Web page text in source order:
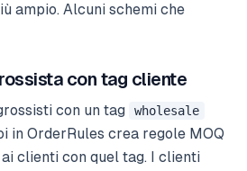
ampio. Alcuni schemi che
con tag cliente
con un tag wholesale
in OrderRules crea regole MOQ
clienti con quel tag. I clienti